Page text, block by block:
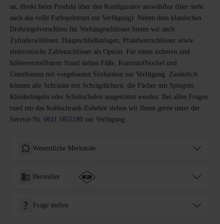
an, direkt beim Produkt über den Konfigurator auswählbar (hier steht
auch das volle Farbspektrum zur Verfügung). Neben dem klassischen
Drehriegelverschluss für Vorhängeschlösser bieten wir auch
Zylinderschlösser, Hauptschließanlagen, Pfandwertschlösser sowie
elektronische Zahlenschlösser als Option. Für einen sicheren und
höhenverstellbaren Stand stehen Füße, Kunststoffsockel und
Unterbauten mit vorgebauten Sitzbänken zur Verfügung. Zusätzlich
können alle Schränke mit Schrägdächern, die Fächer mit Spiegeln,
Kleiderbügeln oder Schuhschalen ausgestattet werden. Bei allen Fragen
rund um das Stahlschrank-Zubehör stehen wir Ihnen gerne unter der
Service-Nr. 0611 1855180 zur Verfügung.
Wesentliche Merkmale
Hersteller
Frage stellen